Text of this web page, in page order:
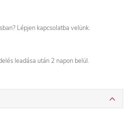
Lépjen kapcsolatba velünk.
leadása után 2 napon belül.